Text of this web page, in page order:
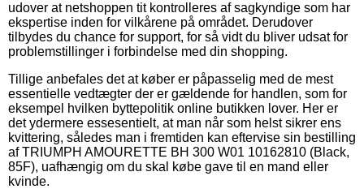
udover at netshoppen tit kontrolleres af sagkyndige som har
ekspertise inden for vilkårene på området. Derudover
tilbydes du chance for support, for så vidt du bliver udsat for
problemstillinger i forbindelse med din shopping.
Tillige anbefales det at køber er påpasselig med de mest
essentielle vedtægter der er gældende for handlen, som for
eksempel hvilken byttepolitik online butikken lover. Her er
det ydermere essesentielt, at man når som helst sikrer ens
kvittering, således man i fremtiden kan eftervise sin bestilling
af TRIUMPH AMOURETTE BH 300 W01 10162810 (Black,
85F), uafhængig om du skal købe gave til en mand eller
kvinde.